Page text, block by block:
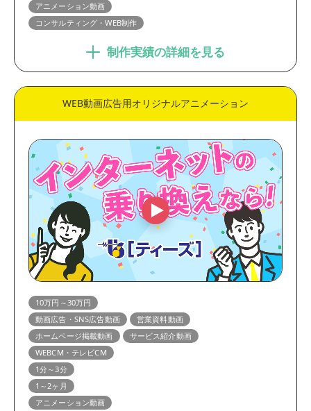
アニメーション動画
コンサルティング・WEB制作
制作実績の詳細を見る
WEB動画広告用オリジナルアニメーション
10万円～30万円
動画広告・SNS広告動画
営業資料動画
ホームページ掲載動画
サービス紹介動画
WEBCM・テレビCM
1分～3分
1～2ヶ月
アニメーション動画